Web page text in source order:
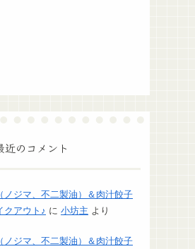
近のコメント
ノジマ、不二製油）＆肉汁餃子
クアウト♪ に 小坊主 より
ノジマ、不二製油）＆肉汁餃子